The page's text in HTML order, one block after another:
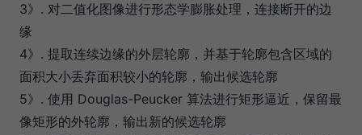
3》. 对二值化图像进行形态学膨胀处理，连接断开的边
缘
4》. 提取连续边缘的外层轮廓，并基于轮廓包含区域的
面积大小丢弃面积较小的轮廓，输出候选轮廓
5》. 使用 Douglas-Peucker 算法进行矩形逼近，保留最
像矩形的外轮廓，输出新的候选轮廓